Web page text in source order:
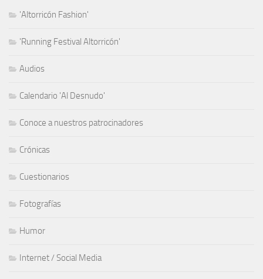
'Altorricón Fashion'
'Running Festival Altorricón'
Audios
Calendario 'Al Desnudo'
Conoce a nuestros patrocinadores
Crónicas
Cuestionarios
Fotografías
Humor
Internet / Social Media